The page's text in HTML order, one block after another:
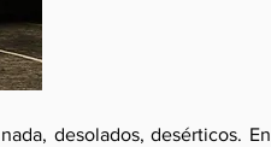
desolados, desérticos. En